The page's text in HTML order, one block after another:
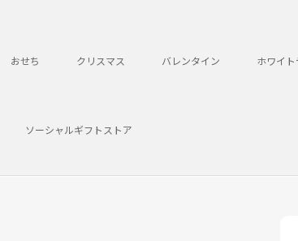
おせち クリスマス バレンタイン ホワイ
ソーシャルギフトストア